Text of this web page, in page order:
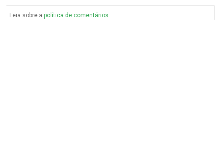
Leia sobre apolítica de comentários.